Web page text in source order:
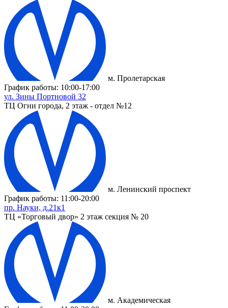
м. Пролетарская
График работы: 10:00-17:00
ул. Зины Портновой 32
ТЦ Огни города, 2 этаж - отдел №12
м. Ленинский проспект
График работы: 11:00-20:00
пр. Науки, д.21к1
ТЦ «Торговый двор» 2 этаж секция № 20
м. Академическая